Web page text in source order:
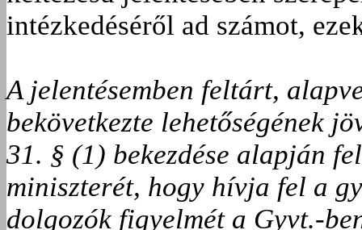
intézkedéséről ad számot,
A jelentésemben feltárt,
bekövetkezte lehetőségének
31. § (1) bekezdése alapján
miniszterét, hogy hívja fel a
dolgozók figyelmét a Gyvt.-